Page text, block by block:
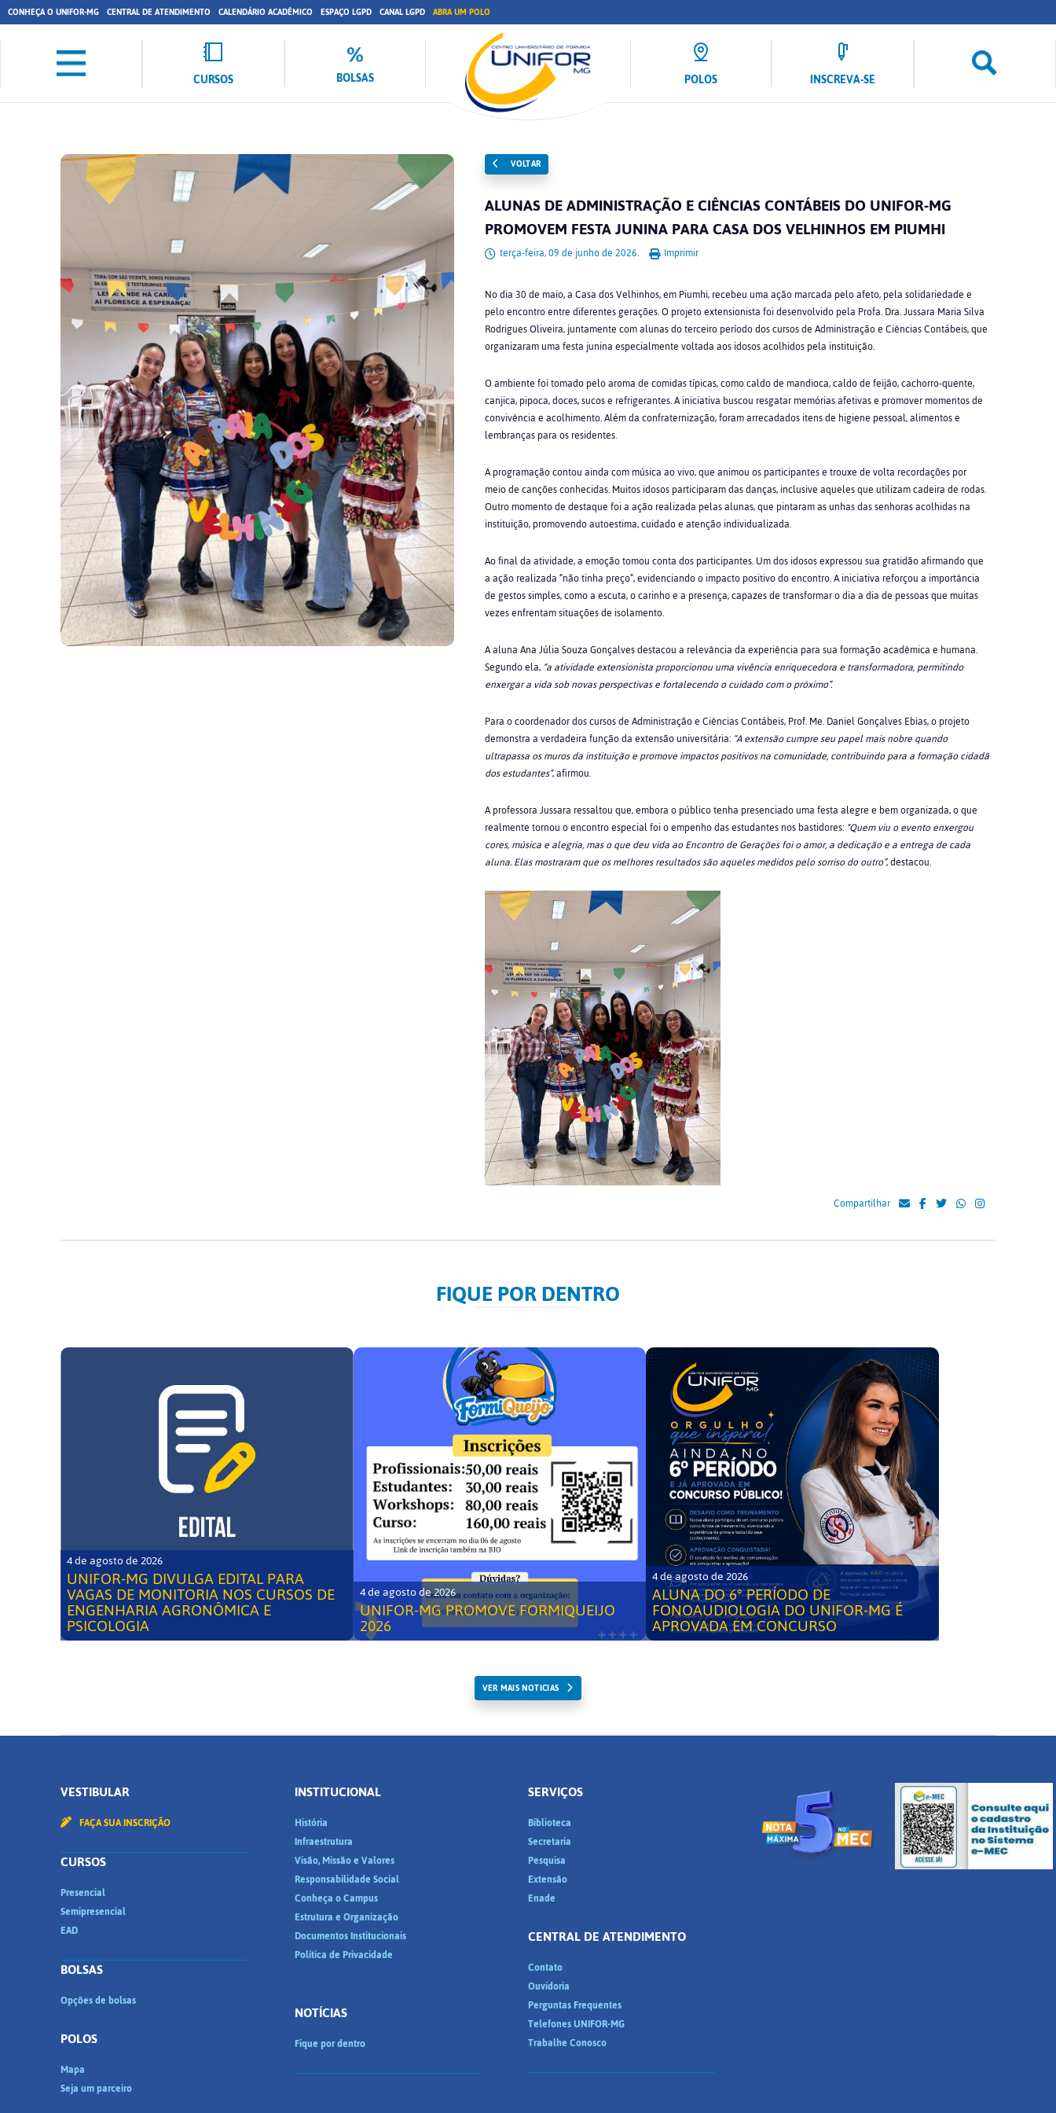
CONHEÇA O UNIFOR-MG CENTRAL DE ATENDIMENTO CALENDÁRIO ACADÊMICO ESPAÇO LGPD CANAL LGPD ABRA UM POLO
CURSOS BOLSAS POLOS INSCREVA-SE
VOLTAR
ALUNAS DE ADMINISTRAÇÃO E CIÊNCIAS CONTÁBEIS DO UNIFOR-MG
PROMOVEM FESTA JUNINA PARA CASA DOS VELHINHOS EM PIUMHI
terça-feira, 09 de junho de 2026. Imprimir
No dia 30 de maio, a Casa dos Velhinhos, em Piumhi, recebeu uma ação marcada pelo afeto, pela solidariedade e
pelo encontro entre diferentes gerações. O projeto extensionista foi desenvolvido pela Profa. Dra. Jussara Maria Silva
Rodrigues Oliveira, juntamente com alunas do terceiro período dos cursos de Administração e Ciências Contábeis, que
organizaram uma festa junina especialmente voltada aos idosos acolhidos pela instituição.
O ambiente foi tomado pelo aroma de comidas típicas, como caldo de mandioca, caldo de feijão, cachorro-quente,
canjica, pipoca, doces, sucos e refrigerantes. A iniciativa buscou resgatar memórias afetivas e promover momentos de
convivência e acolhimento. Além da confraternização, foram arrecadados itens de higiene pessoal, alimentos e
lembranças para os residentes.
A programação contou ainda com música ao vivo, que animou os participantes e trouxe de volta recordações por
meio de canções conhecidas. Muitos idosos participaram das danças, inclusive aqueles que utilizam cadeira de rodas.
Outro momento de destaque foi a ação realizada pelas alunas, que pintaram as unhas das senhoras acolhidas na
instituição, promovendo autoestima, cuidado e atenção individualizada.
Ao final da atividade, a emoção tomou conta dos participantes. Um dos idosos expressou sua gratidão afirmando que
a ação realizada “não tinha preço”, evidenciando o impacto positivo do encontro. A iniciativa reforçou a importância
de gestos simples, como a escuta, o carinho e a presença, capazes de transformar o dia a dia de pessoas que muitas
vezes enfrentam situações de isolamento.
A aluna Ana Júlia Souza Gonçalves destacou a relevância da experiência para sua formação acadêmica e humana.
Segundo ela,“a atividade extensionista proporcionou uma vivência enriquecedora e transformadora, permitindo
enxergar a vida sob novas perspectivas e fortalecendo o cuidado com o próximo”.
Para o coordenador dos cursos de Administração e Ciências Contábeis, Prof. Me. Daniel Gonçalves Ebias, o projeto
demonstra a verdadeira função da extensão universitária: “A extensão cumpre seu papel mais nobre quando
ultrapassa os muros da instituição e promove impactos positivos na comunidade, contribuindo para a formação cidadã
dos estudantes”, afirmou.
A professora Jussara ressaltou que, embora o público tenha presenciado uma festa alegre e bem organizada, o que
realmente tornou o encontro especial foi o empenho das estudantes nos bastidores: “Quem viu o evento enxergou
cores, música e alegria, mas o que deu vida ao Encontro de Gerações foi o amor, a dedicação e a entrega de cada
aluna. Elas mostraram que os melhores resultados são aqueles medidos pelo sorriso do outro”, destacou.
Compartilhar
FIQUE POR DENTRO
4 de agosto de 2026
UNIFOR-MG DIVULGA EDITAL PARA
VAGAS DE MONITORIA NOS CURSOS DE
ENGENHARIA AGRONÔMICA E
PSICOLOGIA
4 de agosto de 2026
UNIFOR-MG PROMOVE FORMIQUEIJO
2026
4 de agosto de 2026
ALUNA DO 6° PERÍODO DE
FONOAUDIOLOGIA DO UNIFOR-MG É
APROVADA EM CONCURSO
VER MAIS NOTICIAS
VESTIBULAR
FAÇA SUA INSCRIÇÃO
CURSOS
Presencial
Semipresencial
EAD
BOLSAS
Opções de bolsas
POLOS
Mapa
Seja um parceiro
INSTITUCIONAL
História
Infraestrutura
Visão, Missão e Valores
Responsabilidade Social
Conheça o Campus
Estrutura e Organização
Documentos Institucionais
Política de Privacidade
NOTÍCIAS
Fique por dentro
SERVIÇOS
Biblioteca
Secretaria
Pesquisa
Extensão
Enade
CENTRAL DE ATENDIMENTO
Contato
Ouvidoria
Perguntas Frequentes
Telefones UNIFOR-MG
Trabalhe Conosco